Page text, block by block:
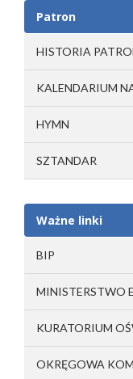
Patron
HISTORIA
KALENDARIUM
HYMN
SZTANDAR
Ważne linki
BIP
MINISTERSTWO
KURATORIUM
OKRĘGOWA